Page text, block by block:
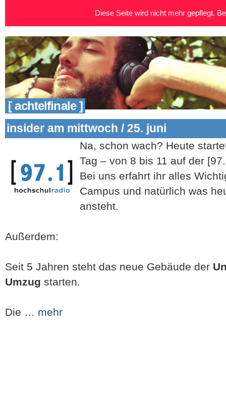
[ achtelfinale ]
insider am mittwoch / 25. juni
Na, schon wach? Heute
Tag – von 8 bis 11 auf der
Bei uns erfahrt ihr alles
Campus und natürlich was
ansteht.
Außerdem:
Seit 5 Jahren steht das neue Gebäude der
Umzug starten.
Die … mehr
Diese Seite wird nicht mehr gepflegt.